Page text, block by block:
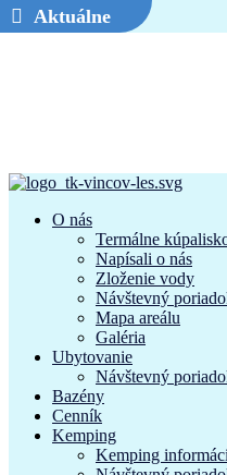
Aktuálne
O nás
Termálne
Napísali o nás
Zloženie vody
Návštevný
Mapa areálu
Galéria
Ubytovanie
Návštevný
Bazény
Cenník
Kemping
Kemping